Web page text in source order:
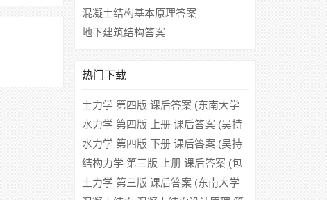
混凝土结构基本原理答案
地下建筑结构答案
热门下载
土力学 第四版 课后答案 (东南大学
浙江大学)
水力学 第四版 上册 课后答案 (吴持
恭)
水力学 第四版 下册 课后答案 (吴持
恭)
结构力学 第三版 上册 课后答案 (包
世华)
土力学 第三版 课后答案 (东南大学